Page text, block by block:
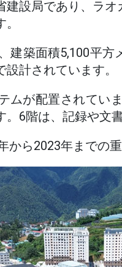
建設局であり、ラ
建築面積5,100平方
計されています。
ムが配置されてい
6階は、記録や文
から2023年までの